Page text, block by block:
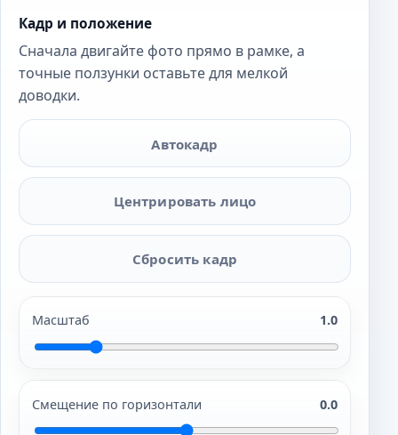
Кадр и положение
Сначала двигайте фото прямо в рамке, а
точные ползунки оставьте для мелкой
доводки.
Автокадр
Центрировать лицо
Сбросить кадр
Масштаб 1.0
Смещение по горизонтали 0.0